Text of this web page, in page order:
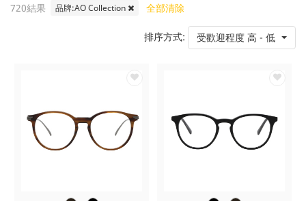
720結果 品牌:AO Collection 全部清除
排序方式: 受歡迎程度 高 - 低